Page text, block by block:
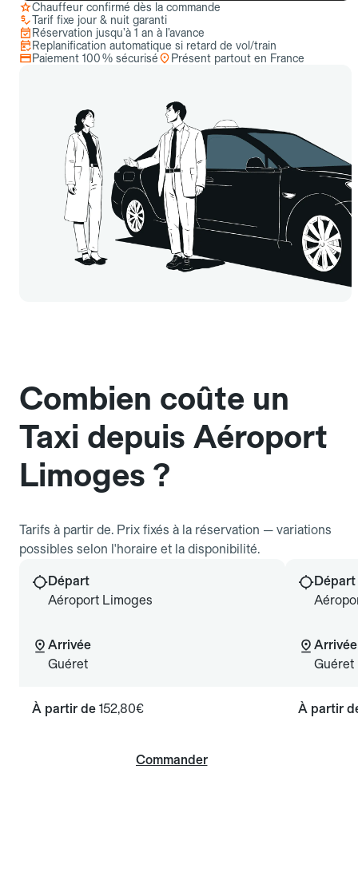
Chauffeur confirmé dès la commande
Tarif fixe jour & nuit garanti
Réservation jusqu’à 1 an à l’avance
Replanification automatique si retard de vol/train
Paiement 100 % sécurisé
Présent partout en France
Combien coûte un
Taxi depuis Aéroport
Limoges ?
Tarifs à partir de. Prix fixés à la réservation — variations
possibles selon l'horaire et la disponibilité.
Départ
Aéroport Limoges
Arrivée
Guéret
À partir de 152,80€
Commander
Départ
Arrivée
Guéret
À partir